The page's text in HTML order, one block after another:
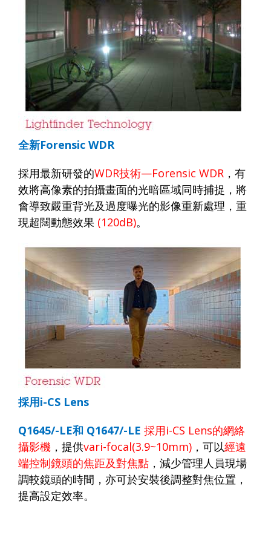
全新Forensic WDR
採用最新研發的WDR技術—Forensic WDR ，有
效將高像素的拍攝畫面的光暗區域同時捕捉，將
會導致嚴重背光及過度曝光的影像重新處理，重
現超闊動態效果 (120dB)。
採用i-CS Lens
Q1645/-LE和 Q1647/-LE 採用i-CS Lens的網絡
攝影機 ，提供vari-focal(3.9~10mm) ，可以經遠
端控制鏡頭的焦距及對焦點 ，減少管理人員現場
調較鏡頭的時間，亦可於安裝後調整對焦位置，
提高設定效率。